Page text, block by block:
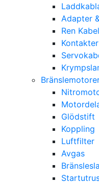
Adapter
Ren Kabel
Kontakter
Glödstift
Koppling
Luftfilter
Avgas